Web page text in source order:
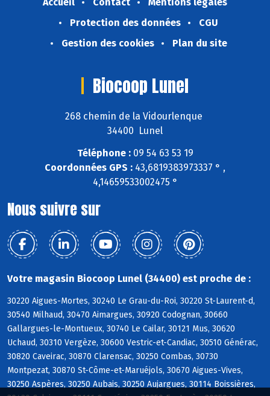
Protection des données
CGU
Gestion des cookies
Plan du site
Biocoop Lunel
268 chemin de la Vidourlenque
34400 Lunel
Téléphone :09 54 63 53 19
Coordonnées GPS : 43,6819383973337 ° ,
4,14659533002475 °
Nous suivre sur
Votre magasin Biocoop Lunel (34400) est proche de :
30220 Aigues-Mortes, 30240 Le Grau-du-Roi, 30220 St-Laurent-d,
30540 Milhaud, 30470 Aimargues, 30920 Codognan, 30660
Gallargues-le-Montueux, 30740 Le Cailar, 30121 Mus, 30620
Uchaud, 30310 Vergèze, 30600 Vestric-et-Candiac, 30510 Générac,
30820 Caveirac, 30870 Clarensac, 30250 Combas, 30730
Montpezat, 30870 St-Côme-et-Maruéjols, 30670 Aigues-Vives,
30250 Aspères, 30250 Aubais, 30250 Aujargues, 30114 Boissières,